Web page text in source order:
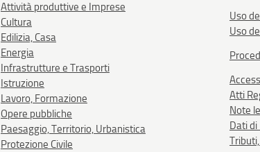
Attività produttive e Imprese
Cultura
Edilizia, Casa
Energia
Infrastrutture e Trasporti
Istruzione
Lavoro, Formazione
Opere pubbliche
Paesaggio, Territorio, Urbanistica
Protezione Civile
Uso
Uso
Atti
Note
Dati